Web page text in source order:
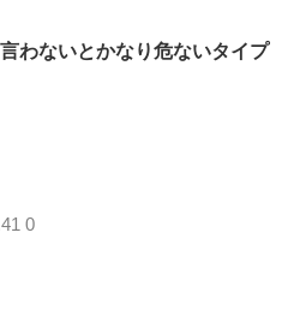
わないとかなり危ないタイプ
0